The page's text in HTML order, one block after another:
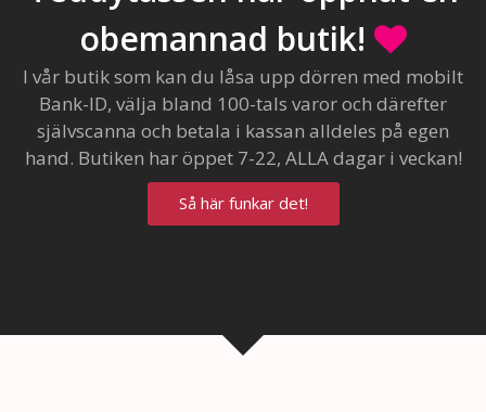
obemannad butik!
I vår butik som kan du låsa upp dörren med mobilt
Bank-ID, välja bland 100-tals varor och därefter
självscanna och betala i kassan alldeles på egen
hand. Butiken har öppet 7-22, ALLA dagar i veckan!
Så här funkar det!